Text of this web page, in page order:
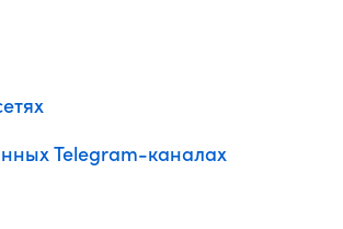
Telegram-каналах